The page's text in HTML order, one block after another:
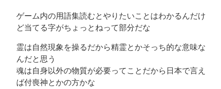
ゲーム内の用語集読むとやりたいことはわかるんだけ
ど当てる字がちょっとねって部分だな
霊は自然現象を操るだから精霊とかそっち的な意味な
んだと思う
魂は自身以外の物質が必要ってことだから日本で言え
ば付喪神とかの方かな